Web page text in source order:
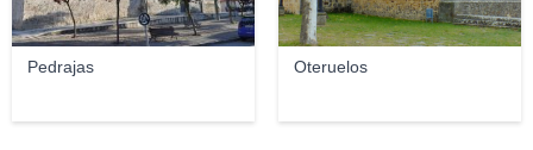
Pedrajas Oteruelos